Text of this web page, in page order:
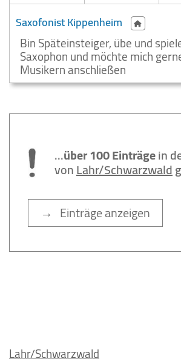
Saxofonist Kippenheim
Bin Späteinsteiger, übe und
Saxophon und möchte mich
Musikern anschließen
...über 100 Einträgein
vonLahr/Schwarzwald
→ Einträge anzeigen
Lahr/Schwarzwald